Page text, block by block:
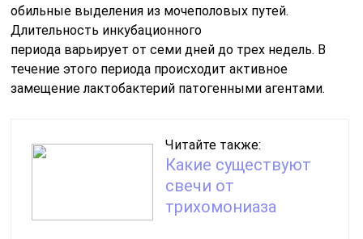
обильные выделения из мочеполовых путей.
Длительность инкубационного
периода варьирует от семидней до трех недель. В
течение этого периода происходит активное
замещениелактобактерий патогенными агентами.
Читайте также:
Какие существуют
свечи от
трихомониаза